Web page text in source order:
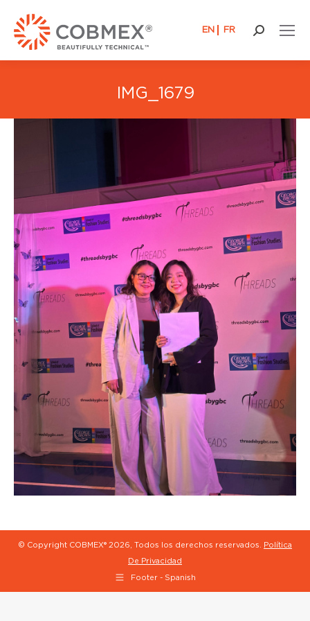
EN FR Buscar:
IMG_1679
© Copyright COBMEX® 2026, Todos los derechos reservados. Política
De Privacidad
Footer - Spanish